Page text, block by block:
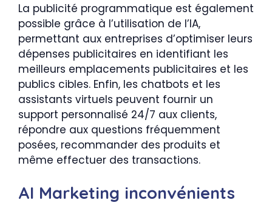
La publicité programmatique est également
possible grâce à l’utilisation de l’IA,
permettant aux entreprises d’optimiser leurs
dépenses publicitaires en identifiant les
meilleurs emplacements publicitaires et les
publics cibles. Enfin, les chatbots et les
assistants virtuels peuvent fournir un
support personnalisé 24/7 aux clients,
répondre aux questions fréquemment
posées, recommander des produits et
même effectuer des transactions.
AI Marketing inconvénients